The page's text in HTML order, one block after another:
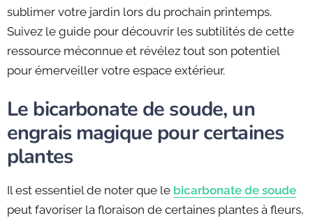
sublimer votre jardin lors du prochain printemps.
Suivez le guide pour découvrir les subtilités de cette
ressource méconnue et révélez tout son potentiel
pour émerveiller votre espace extérieur.
Le bicarbonate de soude, un
engrais magique pour certaines
plantes
Il est essentiel de noter que le bicarbonate de soude
peut favoriser la floraison de certaines plantes à fleurs,